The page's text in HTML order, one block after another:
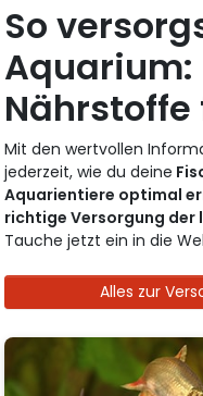
So
Nährstoffe
Mit den wertvollen
jederzeit, wie du deine
Aquarientiere optimal
richtige Versorgung der
Tauche jetzt ein in die
Alles zur